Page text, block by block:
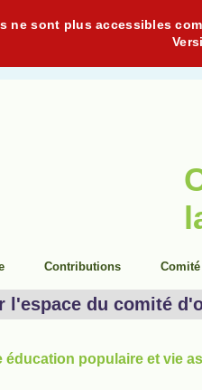
ne sont plus accessibles
Contributions
l'espace du comité
éducation populaire et vie